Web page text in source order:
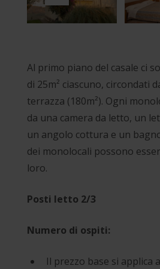
Previous
Al primo piano del casale ci
di 25m² ciascuno, circondati
terrazza (180m²). Ogni
da una camera da letto, un
un angolo cottura e un
dei monolocali possono
loro.
Posti letto 2/3
Numero di ospiti:
Il prezzo base si applica